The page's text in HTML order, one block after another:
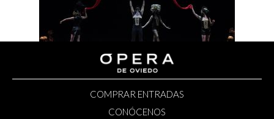
COMPRAR ENTRADAS
CONÓCENOS